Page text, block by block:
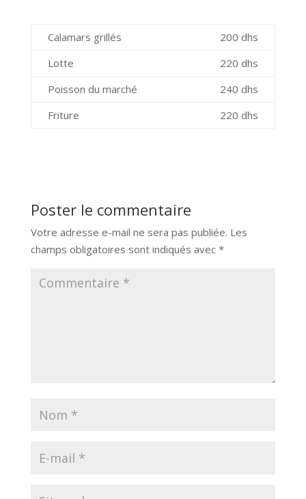
Calamars grillés
200 dhs
Lotte
220 dhs
Poisson du marché
240 dhs
Friture
220 dhs
Poster le commentaire
Votre adresse e-mail ne sera pas publiée. Les
champs obligatoires sont indiqués avec *